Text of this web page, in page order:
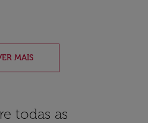
MAIS
todas as